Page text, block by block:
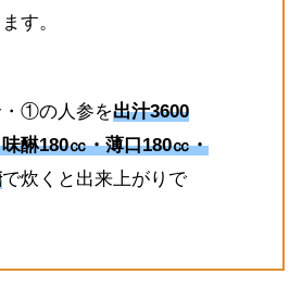
す。
・①の人参を出汁3600
醂180㏄・薄口180㏄・
で炊くと出来上がりで